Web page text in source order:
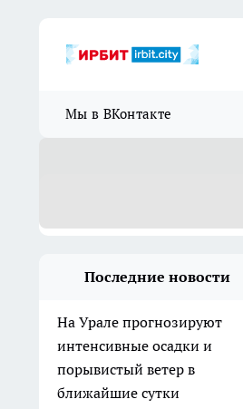
Мы в ВКонтакте
Последние новости
На Урале прогнозируют
интенсивные осадки и
порывистый ветер в
ближайшие сутки